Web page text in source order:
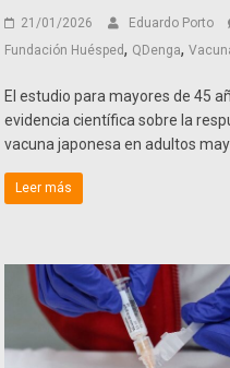
21/01/2026 Eduardo Porto
Fundación Huésped, QDenga,
El estudio para mayores de 45
evidencia científica sobre la
vacuna japonesa en adultos
Leer más